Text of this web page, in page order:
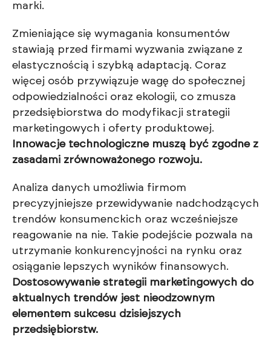
marki.
Zmieniające się wymagania konsumentów
stawiają przed firmami wyzwania związane z
elastycznością i szybką adaptacją. Coraz
więcej osób przywiązuje wagę do społecznej
odpowiedzialności oraz ekologii, co zmusza
przedsiębiorstwa do modyfikacji strategii
marketingowych i oferty produktowej.
Innowacje technologiczne muszą być zgodne z
zasadami zrównoważonego rozwoju.
Analiza danych umożliwia firmom
precyzyjniejsze przewidywanie nadchodzących
trendów konsumenckich oraz wcześniejsze
reagowanie na nie. Takie podejście pozwala na
utrzymanie konkurencyjności na rynku oraz
osiąganie lepszych wyników finansowych.
Dostosowywanie strategii marketingowych do
aktualnych trendów jest nieodzownym
elementem sukcesu dzisiejszych
przedsiębiorstw.